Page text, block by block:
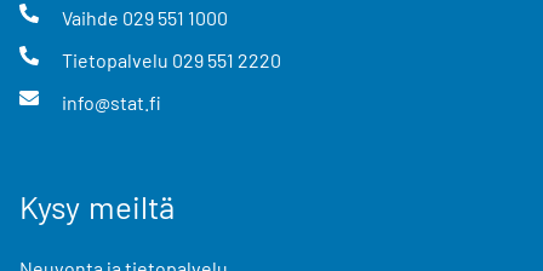
Vaihde 029 551 1000
Tietopalvelu 029 551 2220
info@stat.fi
Kysy meiltä